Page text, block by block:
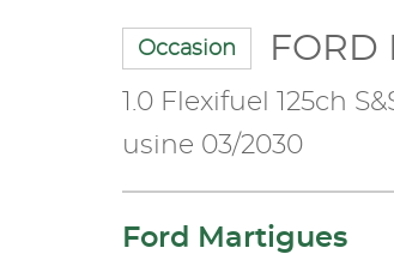
Occasion FORD
1.0 Flexifuel 125ch
usine 03/2030
Ford Martigues